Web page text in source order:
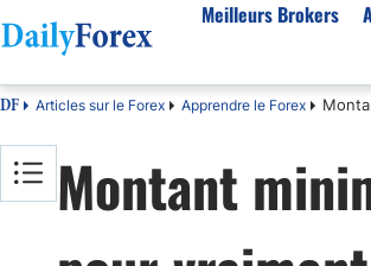
Meilleurs Brokers
Meilleurs brokers en France
Algérie
StarTrader
Fintana
EUR-USD
EUR/DZD
Bonus
eBook Trading Gratuit
Articles sur le Forex
À Propos de Nous
Pourquoi Nous Faire Confiance
Politique Editoriale
DF Articles sur le Forex Apprendre le Forex
Montant